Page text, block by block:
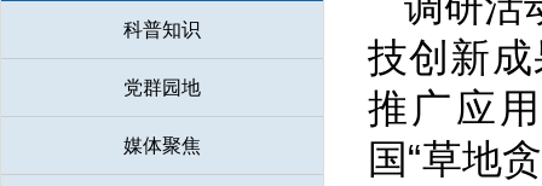
科普知识
党群园地
媒体聚焦
技创新
推广应
国“草地